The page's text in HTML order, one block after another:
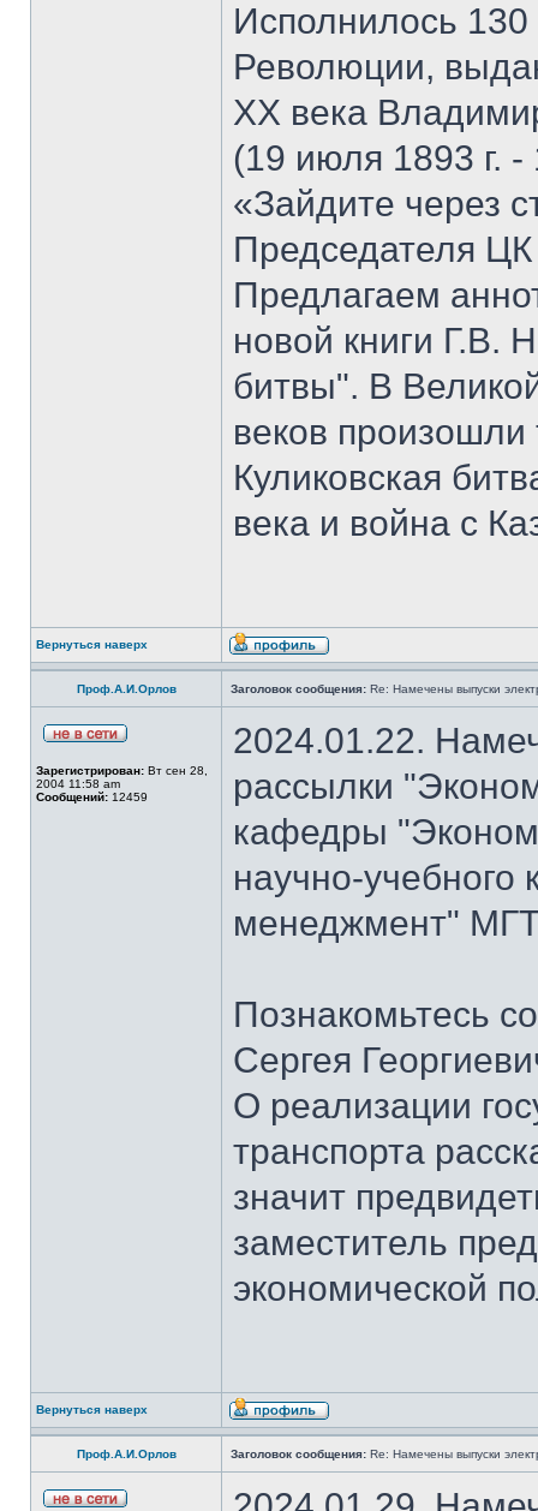
Исполнилось
Революции,
XX века
(19 июля 1893 г.
«Зайдите через
Председателя
Предлагаем
новой книги Г.В.
битвы". В
веков
Куликовская
века и война с
Вернуться наверх
Проф.А.И.Орлов Заголовок сообщения: Re: Намечены выпуски
Зарегистрирован: Вт сен 28,
2004 11:58 am
Сообщений: 12459
2024.01.22.
рассылки
кафедры
научно-
менеджмент"
Познакомьтесь
Сергея
О реализации
транспорта
значит
заместитель
экономической
Вернуться наверх
Проф.А.И.Орлов Заголовок сообщения: Re: Намечены выпуски